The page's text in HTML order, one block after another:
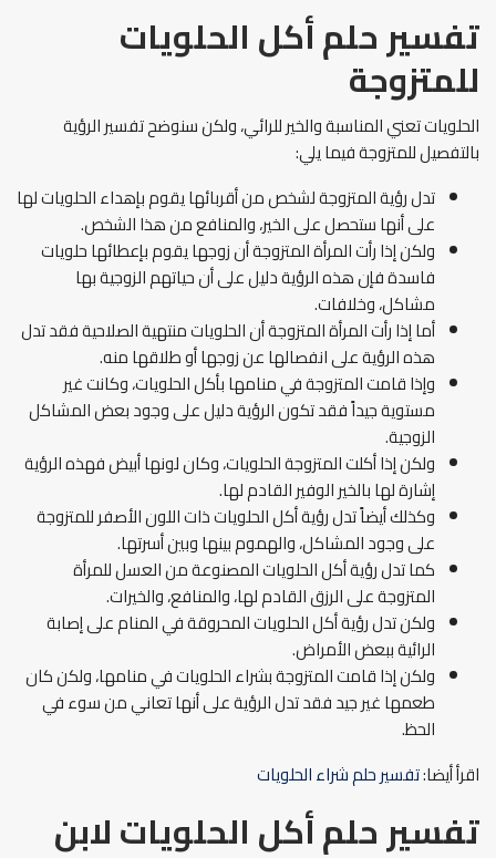
تفسير حلم أكل الحلويات
للمتزوجة
الحلويات تعني المناسبة والخير للرائي، ولكن سنوضح تفسير الرؤية
بالتفصيل للمتزوجة فيما يلي:
تدل رؤية المتزوجة لشخص من أقربائها يقوم بإهداء الحلويات لها
على أنها ستحصل على الخير، والمنافع من هذا الشخص.
ولكن إذا رأت المرأة المتزوجة أن زوجها يقوم بإعطائها حلويات
فاسدة فإن هذه الرؤية دليل على أن حياتهم الزوجية بها
مشاكل، وخلافات.
أما إذا رأت المرأة المتزوجة أن الحلويات منتهية الصلاحية فقد تدل
هذه الرؤية على انفصالها عن زوجها أو طلاقها منه.
وإذا قامت المتزوجة في منامها بأكل الحلويات، وكانت غير
مستوية جيداً فقد تكون الرؤية دليل على وجود بعض المشاكل
الزوجية.
ولكن إذا أكلت المتزوجة الحلويات، وكان لونها أبيض فهذه الرؤية
إشارة لها بالخير الوفير القادم لها.
وكذلك أيضاً تدل رؤية أكل الحلويات ذات اللون الأصفر للمتزوجة
على وجود المشاكل، والهموم بينها وبين أسرتها.
كما تدل رؤية أكل الحلويات المصنوعة من العسل للمرأة
المتزوجة على الرزق القادم لها، والمنافع، والخيرات.
ولكن تدل رؤية أكل الحلويات المحروقة في المنام على إصابة
الرائية ببعض الأمراض.
ولكن إذا قامت المتزوجة بشراء الحلويات في منامها، ولكن كان
طعمها غير جيد فقد تدل الرؤية على أنها تعاني من سوء في
الحظ.
اقرأ أيضا:تفسير حلم شراء الحلويات
تفسير حلم أكل الحلويات لابن